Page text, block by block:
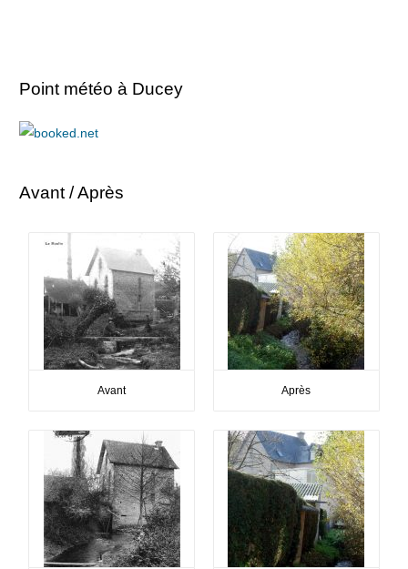
Point météo à Ducey
Avant / Après
Avant Après